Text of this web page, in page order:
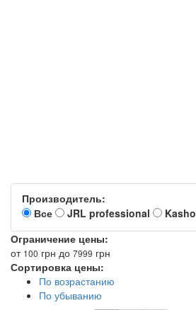
Производитель:
Все
JRL professional Kasho
Ограничение цены:
от 100 грн до 7999 грн
Сортировка цены:
По возрастанию
По убыванию